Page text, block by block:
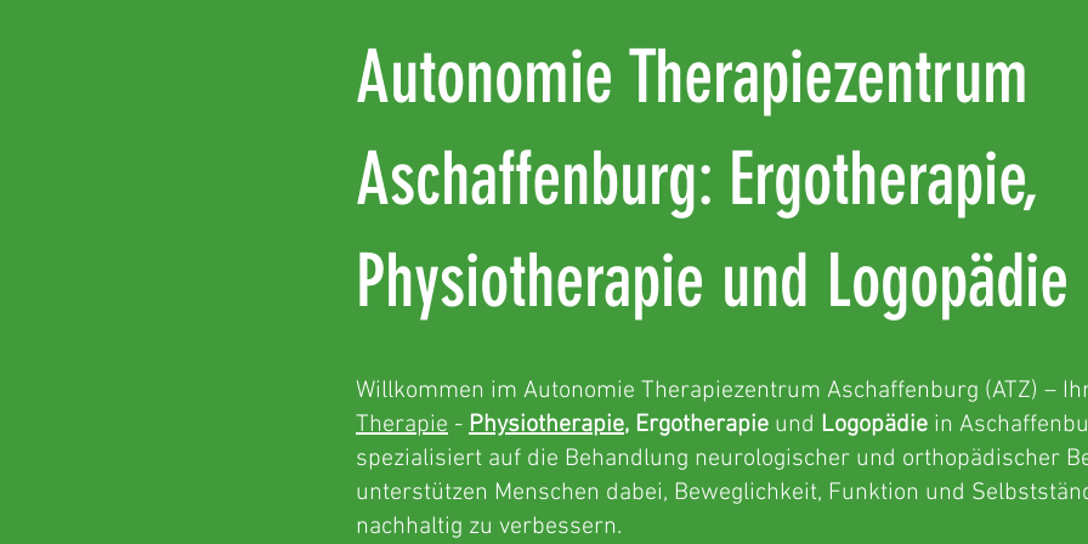
Autonomie Therapiezentrum
Aschaffenburg: Ergotherapie,
Physiotherapie und Logopädie
Willkommen im Autonomie Therapiezentrum Aschaffenburg (ATZ) –
Therapie - Physiotherapie, Ergotherapie und Logopädie in
spezialisiert auf die Behandlung neurologischer und orthopädischer
unterstützen Menschen dabei, Beweglichkeit, Funktion und
nachhaltig zu verbessern.